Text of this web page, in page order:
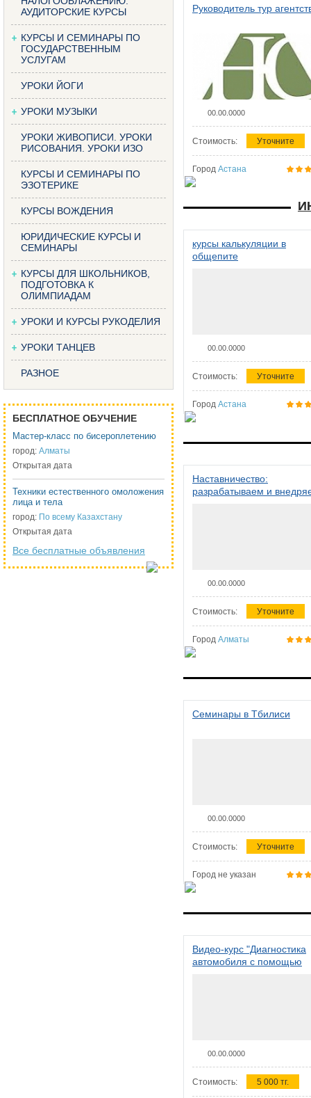
АУДИТОРСКИЕ КУРСЫ
КУРСЫ И СЕМИНАРЫ ПО
ГОСУДАРСТВЕННЫМ
УСЛУГАМ
УРОКИ ЙОГИ
УРОКИ МУЗЫКИ
УРОКИ ЖИВОПИСИ. УРОКИ
РИСОВАНИЯ. УРОКИ ИЗО
КУРСЫ И СЕМИНАРЫ ПО
ЭЗОТЕРИКЕ
КУРСЫ ВОЖДЕНИЯ
ЮРИДИЧЕСКИЕ КУРСЫ И
СЕМИНАРЫ
КУРСЫ ДЛЯ ШКОЛЬНИКОВ,
ПОДГОТОВКА К
ОЛИМПИАДАМ
УРОКИ И КУРСЫ РУКОДЕЛИЯ
УРОКИ ТАНЦЕВ
РАЗНОЕ
БЕСПЛАТНОЕ ОБУЧЕНИЕ
Мастер-класс по бисероплетению
город: Алматы
Открытая дата
Техники естественного омоложения
лица и тела
город: По всему Казахстану
Открытая дата
Все бесплатные объявления
Руководитель тур
00.00.0000
Стоимость: Уточните
Город Астана
курсы калькуляции в
общепите
00.00.0000
Стоимость: Уточните
Город Астана
Наставничество:
разрабатываем и
00.00.0000
Стоимость: Уточните
Город Алматы
Семинары в Тбилиси
00.00.0000
Стоимость: Уточните
Город не указан
Видео-курс "Диагностика
автомобиля с помощью
00.00.0000
Стоимость: 5 000 тг.